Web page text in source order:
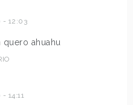
- 12:03
ahuahu
14:11